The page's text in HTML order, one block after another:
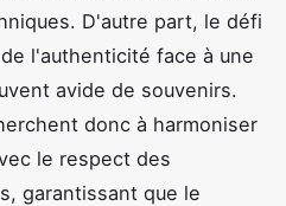
D'autre part, le défi
l'authenticité face à une
avide de souvenirs.
donc à harmoniser
le respect des
garantissant que le